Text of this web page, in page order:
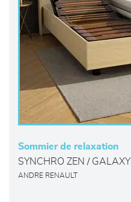
Sommier de relaxation
SYNCHRO ZEN / GALAXY
ANDRE RENAULT